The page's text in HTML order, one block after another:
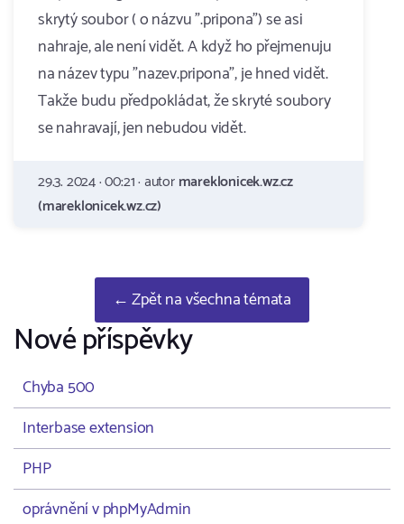
skrytý soubor ( o názvu ".pripona") se asi
nahraje, ale není vidět. A když ho přejmenuju
na název typu "nazev.pripona", je hned vidět.
Takže budu předpokládat, že skryté soubory
se nahravají, jen nebudou vidět.
29.3. 2024 · 00:21 · autormareklonicek.wz.cz
(mareklonicek.wz.cz)
← Zpět na všechna témata
Nové příspěvky
Chyba 500
Interbase extension
PHP
oprávnění v phpMyAdmin